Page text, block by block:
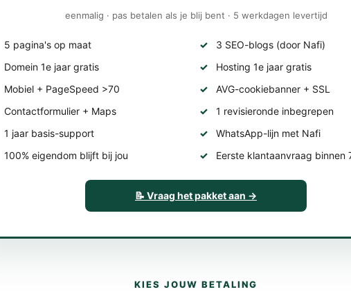
eenmalig · pas betalen als je blij bent · 5 werkdagen levertijd
5 pagina's op maat
3 SEO-blogs (door Nafi)
Domein 1e jaar gratis
Hosting 1e jaar gratis
Mobiel + PageSpeed >70
AVG-cookiebanner + SSL
Contactformulier + Maps
1 revisieronde inbegrepen
1 jaar basis-support
WhatsApp-lijn met Nafi
100% eigendom blijft bij jou
Eerste klantaanvraag binnen
📝 Vraag het pakket aan →
KIES JOUW BETALING